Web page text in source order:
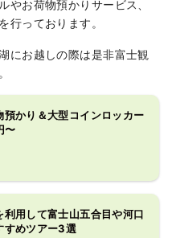
やお荷物預かりサービス、
行っております。
にお越しの際は是非富士観
預かり＆大型コインロッカー
〜
利用して富士山五合目や河口
すめツアー3選